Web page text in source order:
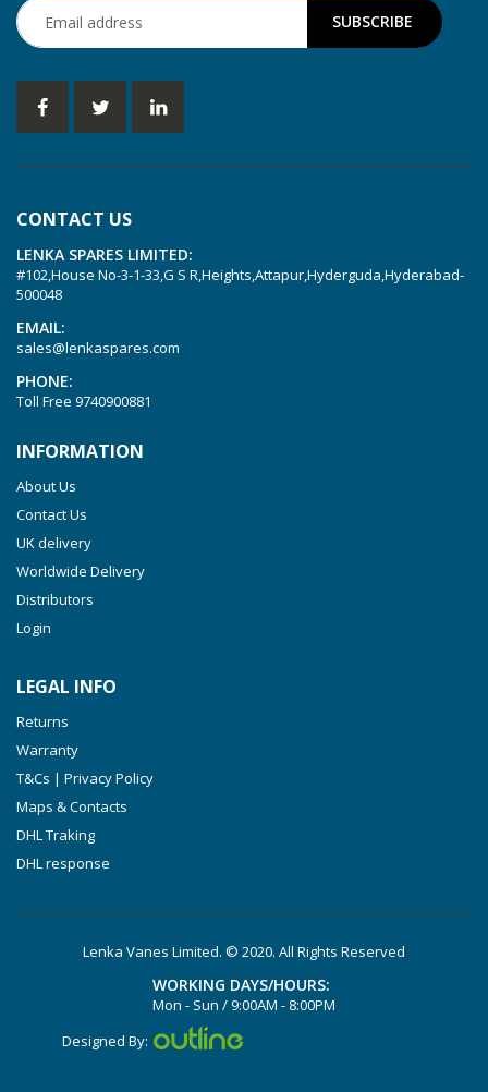
KVT 2.100
KVX 3.60
KVX 3.80
Picchio 2200
T 3.60 DSK
VTLF 2.200
VTLF 2.250
VTLF 250 SK
VTLF 360 SK
VTLF 500 SK
VXLF 2.200
VTLF 2.500/6
DTLF 2.200
DTLF 2.250
DTLF 2.360
DVTLF 2.250
DVXLF 2.250
VTLF 2.360
CONTACT US
LENKA SPARES LIMITED:
#102,House No-3-1-33,G S R,Heights,Attapur,Hyderguda,Hyderabad-
500048
EMAIL:
sales@lenkaspares.com
PHONE:
Toll Free 9740900881
INFORMATION
About Us
Contact Us
UK delivery
Worldwide Delivery
Distributors
Login
LEGAL INFO
Returns
Warranty
T&Cs | Privacy Policy
Maps & Contacts
DHL Traking
DHL response
Lenka Vanes Limited. © 2020. All Rights Reserved
WORKING DAYS/HOURS:
Mon - Sun / 9:00AM - 8:00PM
Designed By: